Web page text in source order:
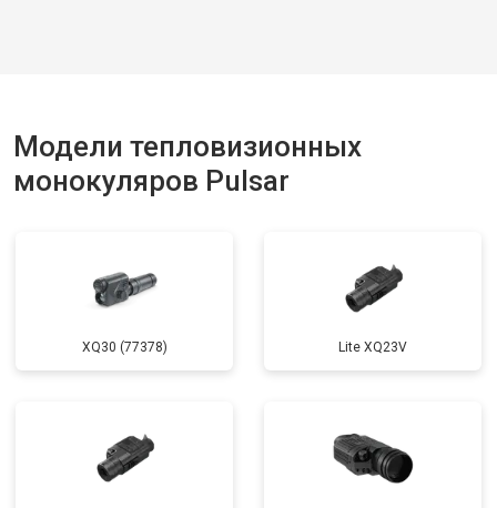
Модели тепловизионных
монокуляров Pulsar
XQ30 (77378) Lite XQ23V